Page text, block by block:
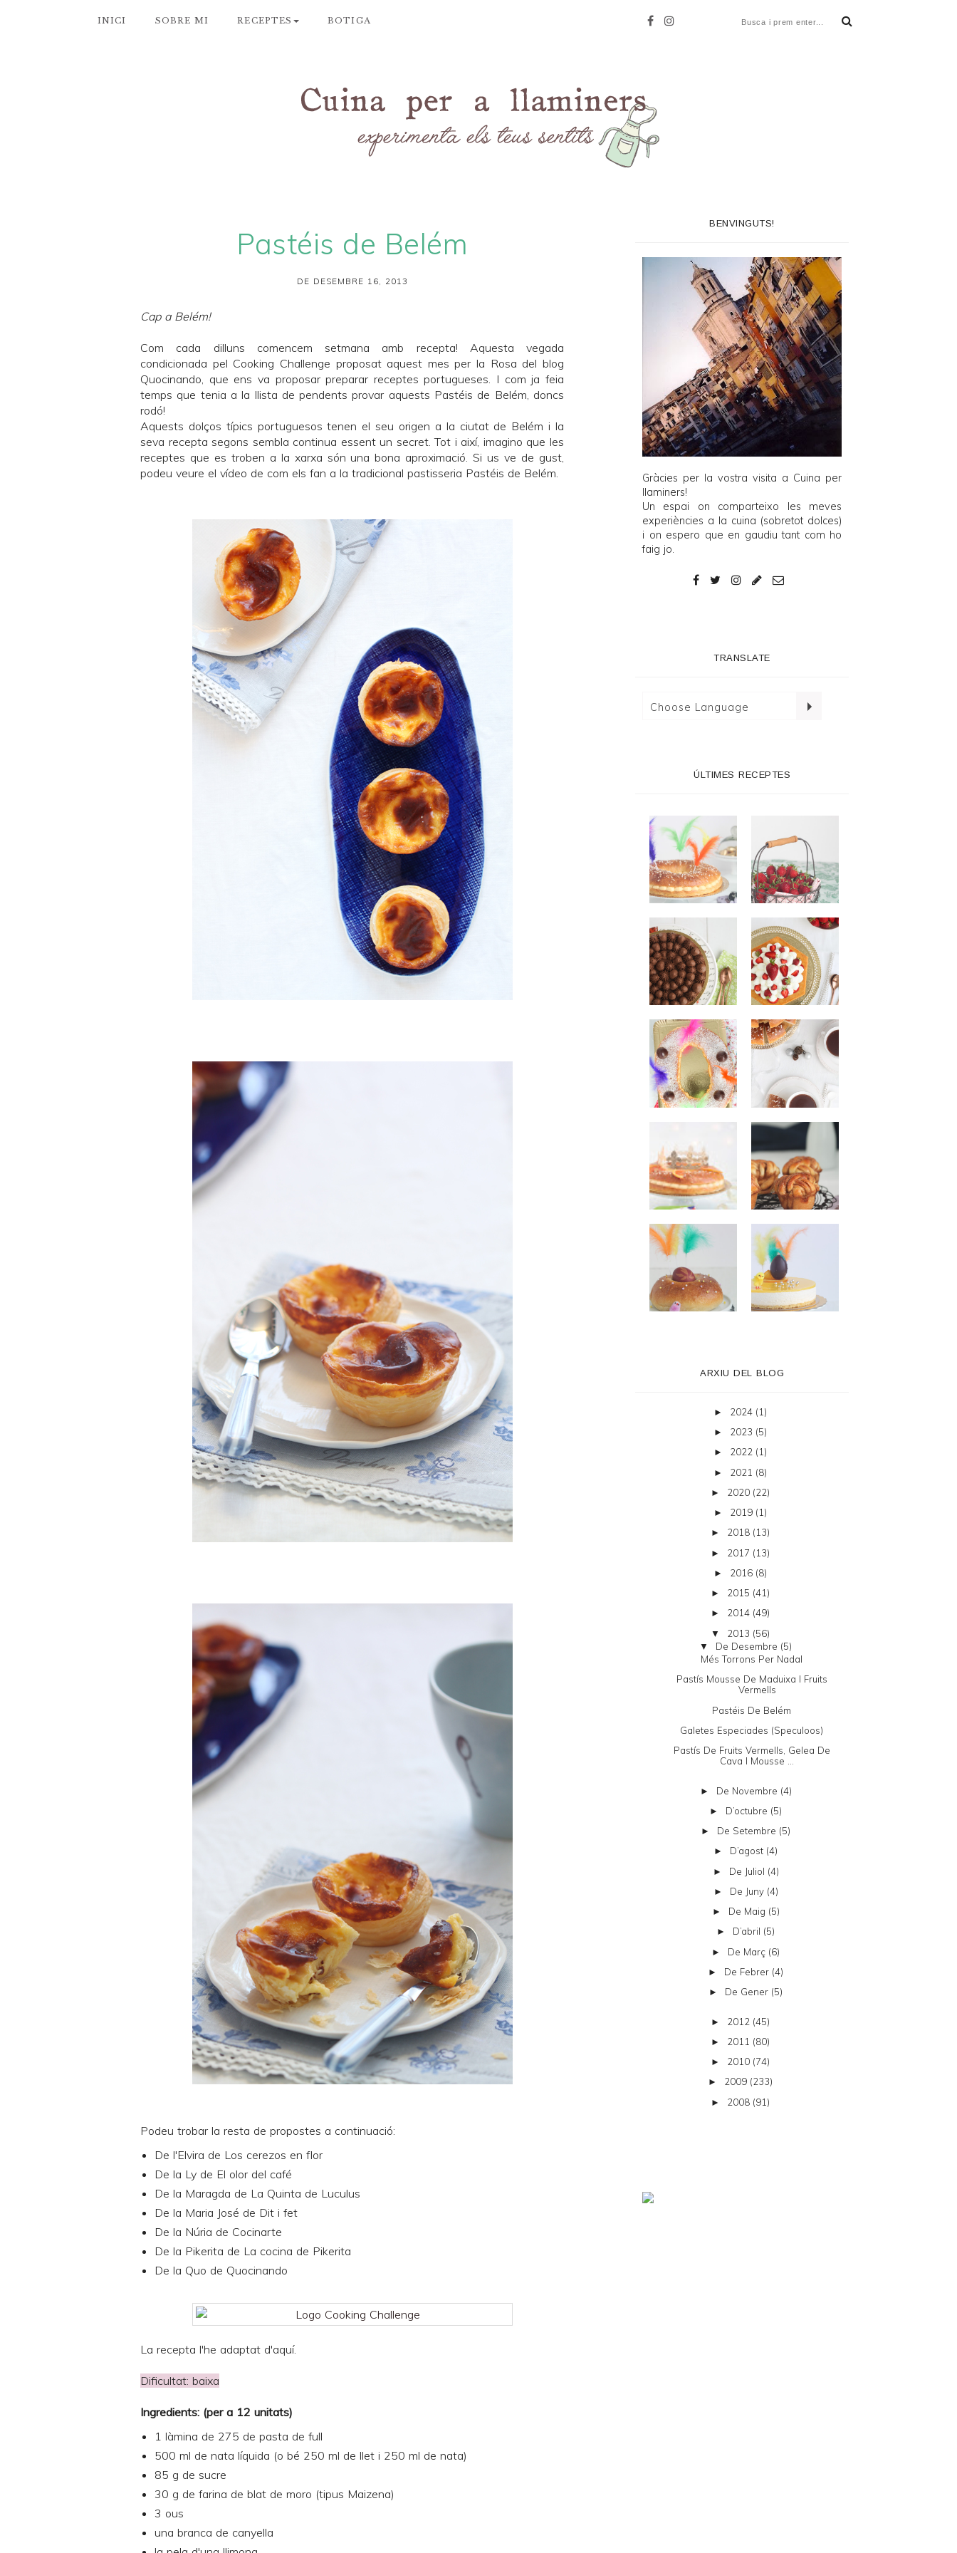
INICI SOBRE MI RECEPTES BOTIGA
Pastéis de Belém
DE DESEMBRE 16, 2013
Cap a Belém!
Com cada dilluns comencem setmana amb recepta! Aquesta vegada
condicionada pel Cooking Challenge proposat aquest mes per la Rosa del blog
Quocinando, que ens va proposar preparar receptes portugueses. I com ja feia
temps que tenia a la llista de pendents provar aquests Pastéis de Belém, doncs
rodó!
Aquests dolços típics portuguesos tenen el seu origen a la ciutat de Belém i la
seva recepta segons sembla continua essent un secret. Tot i així, imagino que les
receptes que es troben a la xarxa són una bona aproximació. Si us ve de gust,
podeu veure el vídeo de com els fan a la tradicional pastisseria Pastéis de Belém.
Podeu trobar la resta de propostes a continuació:
De l'Elvira de Los cerezos en flor
De la Ly de El olor del café
De la Maragda de La Quinta de Luculus
De la Maria José de Dit i fet
De la Núria de Cocinarte
De la Pikerita de La cocina de Pikerita
De la Quo de Quocinando
La recepta l'he adaptat d'aquí.
Dificultat: baixa
Ingredients: (per a 12 unitats)
1 làmina de 275 de pasta de full
500 ml de nata líquida (o bé 250 ml de llet i 250 ml de nata)
85 g de sucre
30 g de farina de blat de moro (tipus Maizena)
3 ous
una branca de canyella
BENVINGUTS!
Gràcies per la vostra visita a Cuina per
llaminers!
Un espai on comparteixo les meves
experiències a la cuina (sobretot dolces)
i on espero que en gaudiu tant com ho
faig jo.
TRANSLATE
ÚLTIMES RECEPTES
ARXIU DEL BLOG
► 2024 (1)
► 2023 (5)
► 2022 (1)
► 2021 (8)
► 2020 (22)
► 2019 (1)
► 2018 (13)
► 2017 (13)
► 2016 (8)
► 2015 (41)
► 2014 (49)
▼ 2013 (56)
▼ De Desembre (5)
Més Torrons Per Nadal
Pastís Mousse De Maduixa I Fruits
Vermells
Pastéis De Belém
Galetes Especiades (Speculoos)
Pastís De Fruits Vermells, Gelea De
Cava I Mousse ...
► De Novembre (4)
► D’octubre (5)
► De Setembre (5)
► D’agost (4)
► De Juliol (4)
► De Juny (4)
► De Maig (5)
► D’abril (5)
► De Març (6)
► De Febrer (4)
► De Gener (5)
► 2012 (45)
► 2011 (80)
► 2010 (74)
► 2009 (233)
► 2008 (91)